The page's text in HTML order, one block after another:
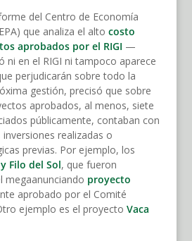
del Centro de Economía
que analiza el alto costo
aprobados por el RIGI —
ni en el RIGI ni tampoco aparece
perjudicarán sobre todo la
gestión, precisó que sobre
aprobados, al menos, siete
públicamente, contaban con
realizadas o
previas. Por ejemplo, los
Filo del Sol, que fueron
megaanunciando proyecto
aprobado por el Comité
ejemplo es el proyecto Vaca